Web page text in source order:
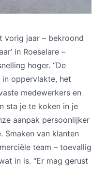
vorig jaar – bekroond
in Roeselare –
hoger. “De
oppervlakte, het
medewerkers en
sta je te koken in je
aanpak persoonlijker
Smaken van klanten
team – toevallig
in is. “Er mag gerust